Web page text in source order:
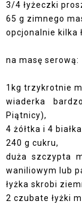
3/4 łyżeczki
65 g zimnego
opcjonalnie kilka
na masę serową:
1kg trzykrotnie
wiaderka
Piątnicy),
4 żółtka i 4
240 g cukru,
duża szczypta
waniliowym lub
łyżka skrobi
2 czubate łyżki